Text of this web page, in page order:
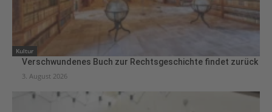
Kultur
Verschwundenes Buch zur Rechtsgeschichte findet zurück
3. August 2026